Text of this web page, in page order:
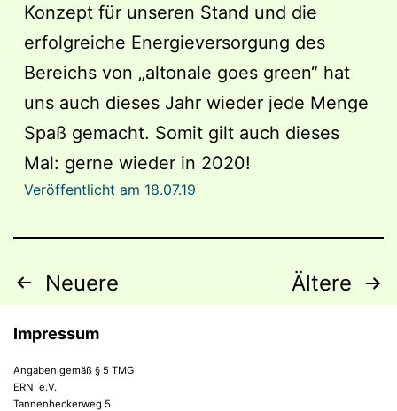
Konzept für unseren Stand und die
erfolgreiche Energieversorgung des
Bereichs von „altonale goes green“ hat
uns auch dieses Jahr wieder jede Menge
Spaß gemacht. Somit gilt auch dieses
Mal: gerne wieder in 2020!
Veröffentlicht am 18.07.19
Beitragsnavigation
Neuere Ältere
Impressum
Angaben gemäß § 5 TMG
ERNI e.V.
Tannenheckerweg 5